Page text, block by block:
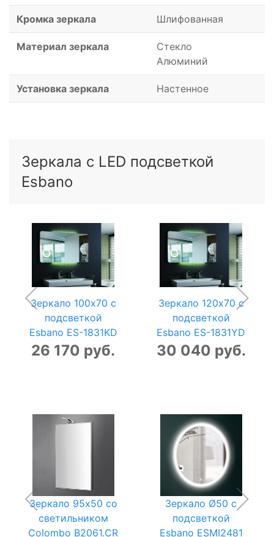
Кромка зеркала Шлифованная
Материал зеркала
Стекло
Алюминий
Установка зеркала Настенное
Зеркала с LED подсветкой
Esbano
Зеркало 100x70 с
подсветкой
Esbano ES-1831KD
26 170 руб.
Зеркало 120x70 с
подсветкой
Esbano ES-1831YD
30 040 руб.
Зеркало 95x50 со
светильником
Colombo B2061.CR
Зеркало Ø50 с
подсветкой
Esbano ESMI2481